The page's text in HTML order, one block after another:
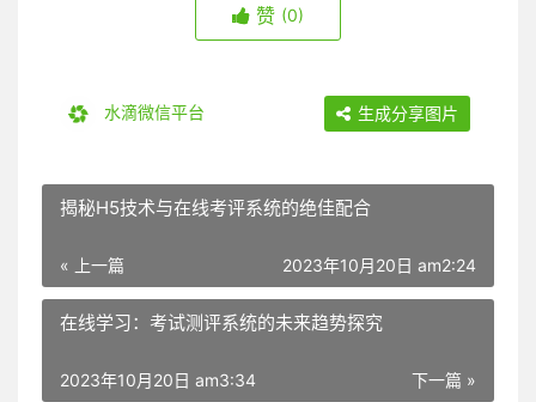
赞 (0)
水滴微信平台 生成分享图片
揭秘H5技术与在线考评系统的绝佳配合
« 上一篇 2023年10月20日 am2:24
在线学习：考试测评系统的未来趋势探究
下一篇 »
2023年10月20日 am3:34